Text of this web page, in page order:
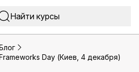
Day (Киев, 4 декабря)